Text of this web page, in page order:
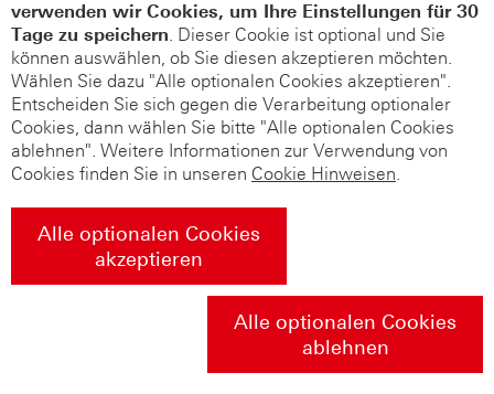
verwenden wir Cookies, um Ihre Einstellungen für 30
Tage zu speichern. Dieser Cookie ist optional und Sie
können auswählen, ob Sie diesen akzeptieren möchten.
Wählen Sie dazu "Alle optionalen Cookies akzeptieren".
Entscheiden Sie sich gegen die Verarbeitung optionaler
Cookies, dann wählen Sie bitte "Alle optionalen Cookies
ablehnen". Weitere Informationen zur Verwendung von
Cookies finden Sie in unseren Cookie Hinweisen.
Alle optionalen Cookies
akzeptieren
Alle optionalen Cookies
ablehnen